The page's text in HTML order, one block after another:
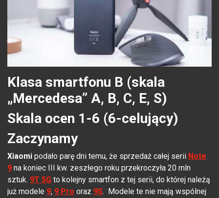
Klasa smartfonu B (skala
„Mercedesa” A, B, C, E, S)
Skala ocen 1-6 (6-celujący)
Zaczynamy
Xiaomi podało parę dni temu, że sprzedaż całej serii Note
9 na koniec III kw. zeszłego roku przekroczyła 20 mln
sztuk. 9T 5G to kolejny smartfon z tej serii, do której należą
już modele 9, 9 Pro oraz 9S. Modele te nie mają wspólnej